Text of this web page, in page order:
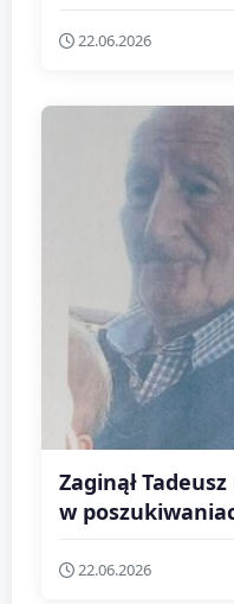
22.06.2026
Zaginął
w
22.06.2026